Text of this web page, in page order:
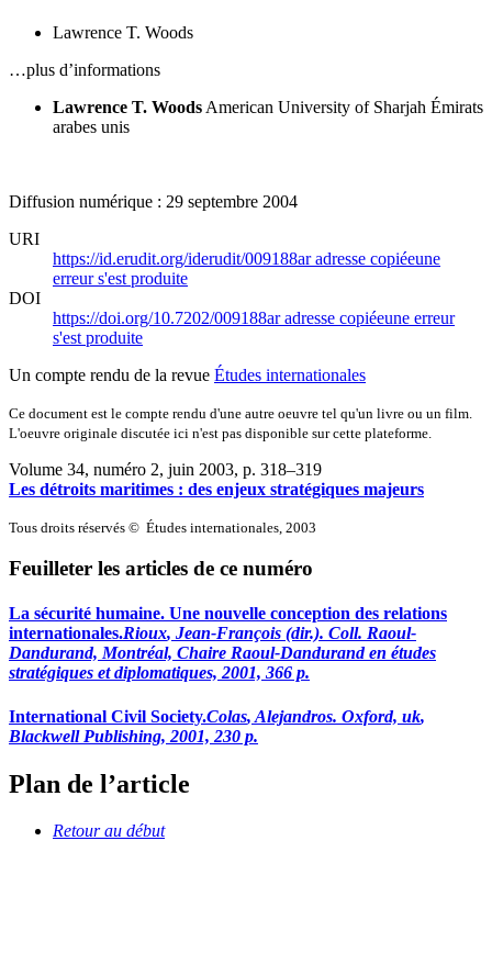
Lawrence T. Woods
…plus d’informations
Lawrence T. Woods American University of Sharjah Émirats
arabes unis
Diffusion numérique : 29 septembre 2004
URI
https://id.erudit.org/iderudit/009188aradresse copiéeune
erreur s'est produite
DOI
https://doi.org/10.7202/009188aradresse copiéeune erreur
s'est produite
Un compte rendu de la revue Études internationales
Ce document est le compte rendu d'une autre oeuvre tel qu'un livre ou un film.
L'oeuvre originale discutée ici n'est pas disponible sur cette plateforme.
Volume 34, numéro 2, juin 2003, p. 318–319
Les détroits maritimes : des enjeux stratégiques majeurs
Tous droits réservés © Études internationales, 2003
Feuilleter les articles de ce numéro
La sécurité humaine. Une nouvelle conception des relations
internationales.Rioux, Jean-François (dir.). Coll. Raoul-
Dandurand, Montréal, Chaire Raoul-Dandurand en études
stratégiques et diplomatiques, 2001, 366 p.
International Civil Society.Colas, Alejandros. Oxford, uk,
Blackwell Publishing, 2001, 230 p.
Plan de l’article
Retour au début